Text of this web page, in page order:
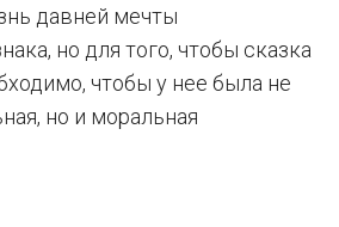
давней мечты
но для того, чтобы сказка
чтобы у нее была не
но и моральная